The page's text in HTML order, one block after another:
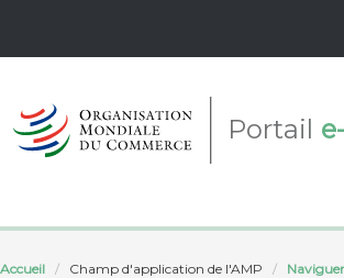
Portail
Accueil Champ d'application de l'AMP
Naviguer